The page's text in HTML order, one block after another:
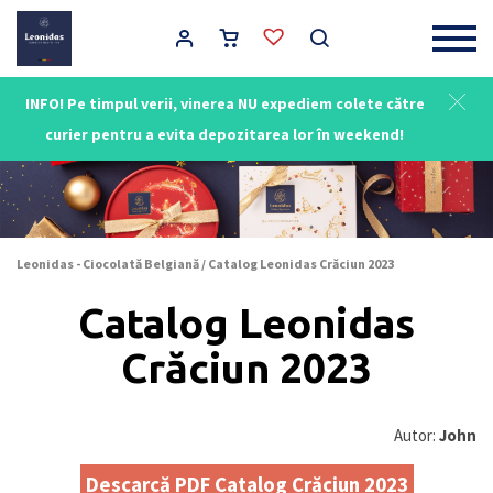
INFO! Pe timpul verii, vinerea NU expediem colete către
curier pentru a evita depozitarea lor în weekend!
Main Navigation
Leonidas - Ciocolată Belgiană / Catalog Leonidas Crăciun 2023
Catalog Leonidas
Crăciun 2023
Autor: John
Descarcă PDF Catalog Crăciun 2023